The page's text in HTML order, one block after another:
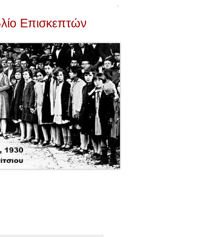
Επισκεπτών